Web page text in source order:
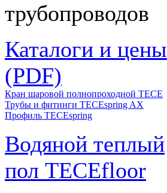
трубопроводов
Каталоги и цены
(PDF)
Кран шаровой полнопроходной ТЕСЕ
Трубы и фитинги TECEspring AX
Профиль TECEspring
Водяной теплый
пол TECEfloor